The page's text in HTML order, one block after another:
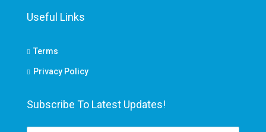
Useful Links
Terms
Privacy Policy
Subscribe To Latest Updates!